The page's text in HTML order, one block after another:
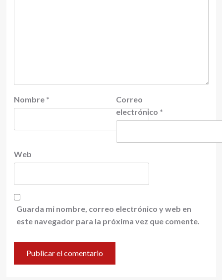
Nombre *
Correo
electrónico *
Web
Guarda mi nombre, correo electrónico y web en
este navegador para la próxima vez que comente.